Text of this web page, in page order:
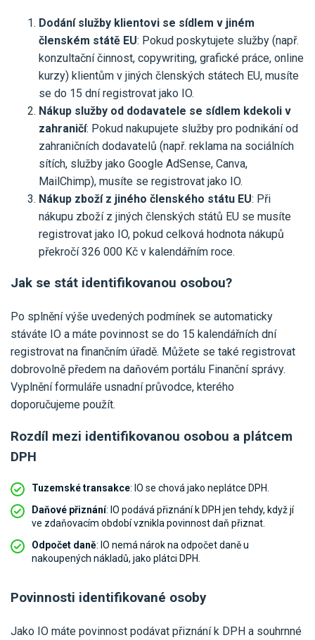
Dodání služby klientovi se sídlem v jiném
členském státě EU: Pokud poskytujete služby (např.
konzultační činnost, copywriting, grafické práce, online
kurzy) klientům v jiných členských státech EU, musíte
se do 15 dní registrovat jako IO.
Nákup služby od dodavatele se sídlem kdekoli v
zahraničí: Pokud nakupujete služby pro podnikání od
zahraničních dodavatelů (např. reklama na sociálních
sítích, služby jako Google AdSense, Canva,
MailChimp), musíte se registrovat jako IO.
Nákup zboží z jiného členského státu EU: Při
nákupu zboží z jiných členských států EU se musíte
registrovat jako IO, pokud celková hodnota nákupů
překročí 326 000 Kč v kalendářním roce.
Jak se stát identifikovanou osobou?
Po splnění výše uvedených podmínek se automaticky
stáváte IO a máte povinnost se do 15 kalendářních dní
registrovat na finančním úřadě. Můžete se také registrovat
dobrovolně předem na daňovém portálu Finanční správy.
Vyplnění formuláře usnadní průvodce, kterého
doporučujeme použít.
Rozdíl mezi identifikovanou osobou a plátcem
DPH
Tuzemské transakce: IO se chová jako neplátce DPH.
Daňové přiznání: IO podává přiznání k DPH jen tehdy, když jí
ve zdaňovacím období vznikla povinnost daň přiznat.
Odpočet daně: IO nemá nárok na odpočet daně u
nakoupených nákladů, jako plátci DPH.
Povinnosti identifikované osoby
Jako IO máte povinnost podávat přiznání k DPH a souhrnné